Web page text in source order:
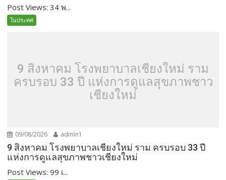
Post Views: 34 พ...
ในประทศ
9 สิงหาคม โรงพยาบาลเชียงใหม่ ราม
ครบรอบ 33 ปี แห่งการดูแลสุขภาพชาว
เชียงใหม่
09/08/2026 admin1
9 สิงหาคม โรงพยาบาลเชียงใหม่ ราม ครบรอบ 33 ปี
แห่งการดูแลสุขภาพชาวเชียงใหม่
Post Views: 99 เ...